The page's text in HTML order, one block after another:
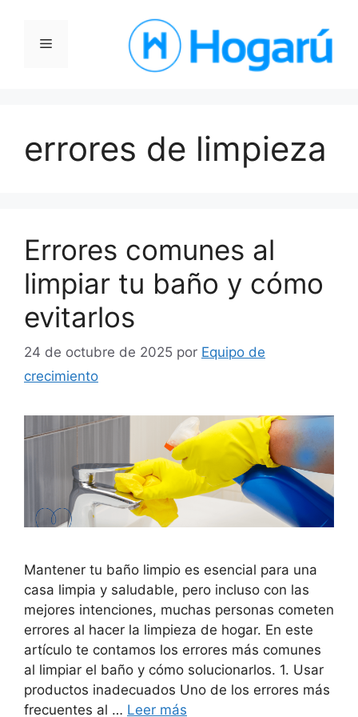
contenidoMenú
errores de limpieza
Errores comunes al
limpiar tu baño y cómo
evitarlos
24 de octubre de 2025 por Equipo de
crecimiento
Mantener tu baño limpio es esencial para una
casa limpia y saludable, pero incluso con las
mejores intenciones, muchas personas cometen
errores al hacer la limpieza de hogar. En este
artículo te contamos los errores más comunes
al limpiar el baño y cómo solucionarlos. 1. Usar
productos inadecuados Uno de los errores más
frecuentes al … Leer más